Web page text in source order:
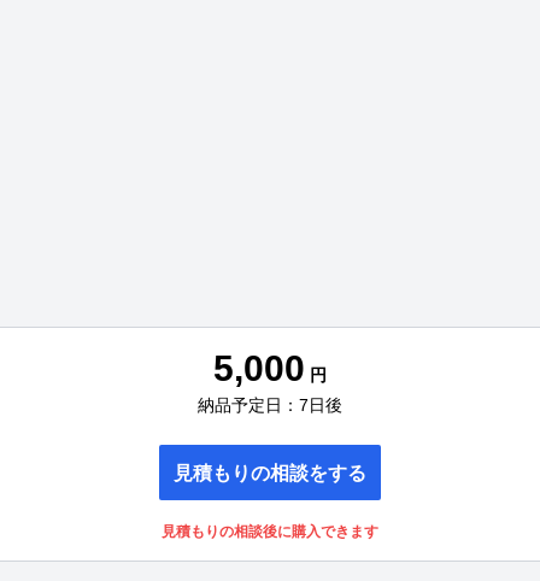
5,000 円
納品予定日：7日後
見積もりの相談をする
見積もりの相談後に購入できます